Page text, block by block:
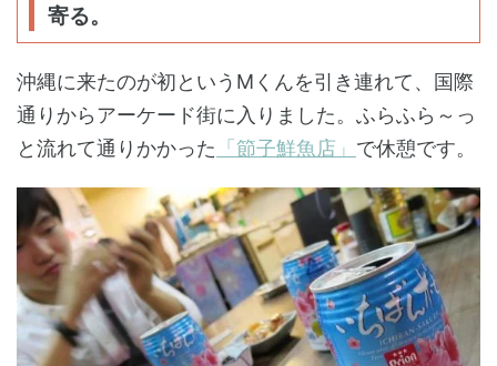
寄る。
沖縄に来たのが初というMくんを引き連れて、国際
通りからアーケード街に入りました。ふらふら～っ
と流れて通りかかった 「節子鮮魚店」 で休憩です。